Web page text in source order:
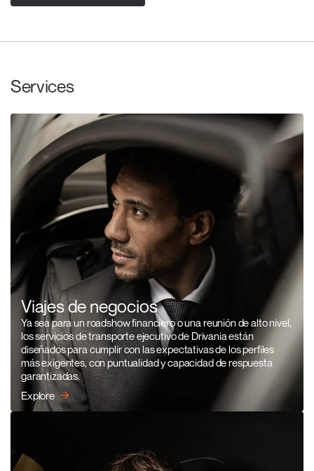
Services
Viajes de negocios
Ya sea para un roadshow financiero o una reunión de alto nivel,
los servicios de transporte ejecutivo de Drivania están
diseñados para cumplir con las expectativas de los perfiles
más exigentes, con puntualidad y capacidad de respuesta
garantizadas.
Explore